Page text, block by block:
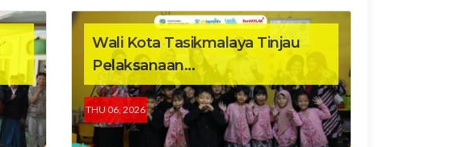
Wali Kota Tasikmalaya Tinjau
Pelaksanaan...
THU 06, 2026